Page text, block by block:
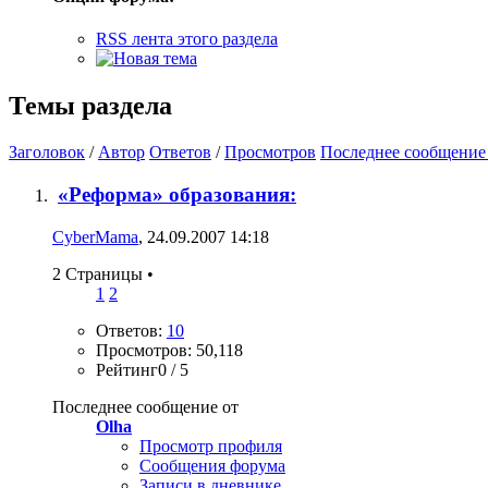
RSS лента этого раздела
Темы раздела
Заголовок / Автор Ответов /Просмотров Последнее сообщение
«Реформа» образования:
CyberMama, 24.09.2007 14:18
2 Страницы •
1 2
Ответов: 10
Просмотров: 50,118
Рейтинг0 / 5
Последнее сообщение от
Olha
Просмотр профиля
Сообщения форума